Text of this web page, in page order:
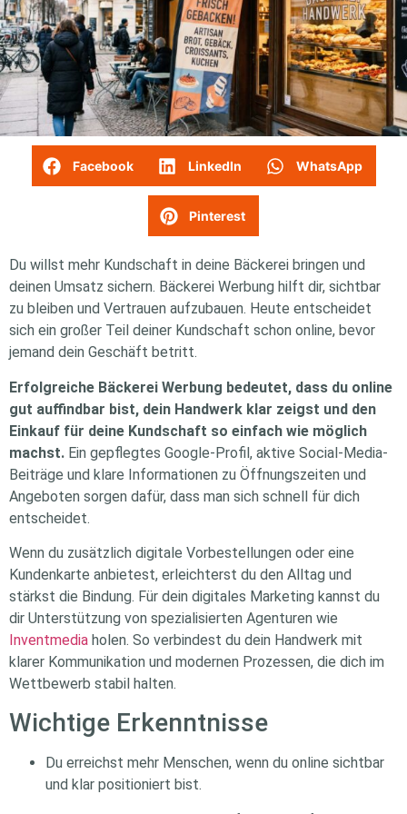
Facebook LinkedIn WhatsApp
Pinterest
Du willst mehr Kundschaft in deine Bäckerei bringen und
deinen Umsatz sichern. Bäckerei Werbung hilft dir, sichtbar
zu bleiben und Vertrauen aufzubauen. Heute entscheidet
sich ein großer Teil deiner Kundschaft schon online, bevor
jemand dein Geschäft betritt.
Erfolgreiche Bäckerei Werbung bedeutet, dass du online
gut auffindbar bist, dein Handwerk klar zeigst und den
Einkauf für deine Kundschaft so einfach wie möglich
machst. Ein gepflegtes Google-Profil, aktive Social-Media-
Beiträge und klare Informationen zu Öffnungszeiten und
Angeboten sorgen dafür, dass man sich schnell für dich
entscheidet.
Wenn du zusätzlich digitale Vorbestellungen oder eine
Kundenkarte anbietest, erleichterst du den Alltag und
stärkst die Bindung. Für dein digitales Marketing kannst du
dir Unterstützung von spezialisierten Agenturen wie
Inventmedia holen. So verbindest du dein Handwerk mit
klarer Kommunikation und modernen Prozessen, die dich im
Wettbewerb stabil halten.
Wichtige Erkenntnisse
Du erreichst mehr Menschen, wenn du online sichtbar
und klar positioniert bist.